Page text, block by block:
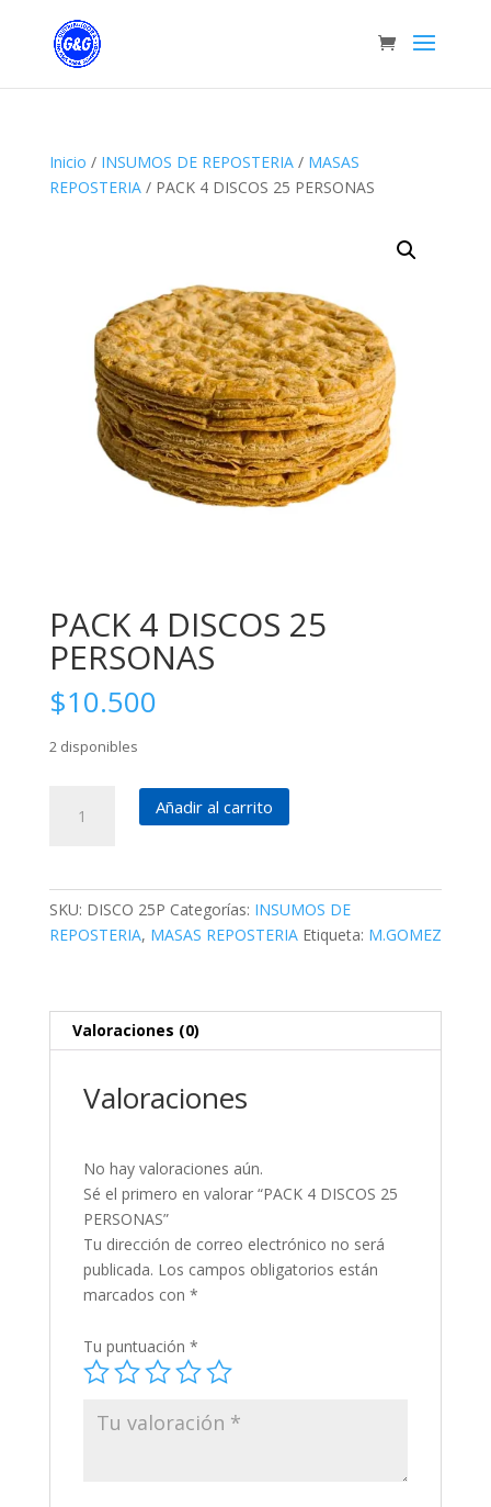
Inicio / INSUMOS DE REPOSTERIA/ MASAS
REPOSTERIA/ PACK 4 DISCOS 25 PERSONAS
PACK 4 DISCOS 25
PERSONAS
$10.500
2 disponibles
Añadir al carrito
SKU: DISCO 25P Categorías: INSUMOS DE
REPOSTERIA, MASAS REPOSTERIA Etiqueta: M.GOMEZ
Valoraciones (0)
Valoraciones
No hay valoraciones aún.
Sé el primero en valorar “PACK 4 DISCOS 25
PERSONAS”
Tu dirección de correo electrónico no será
publicada. Los campos obligatorios están
marcados con *
Tu puntuación *